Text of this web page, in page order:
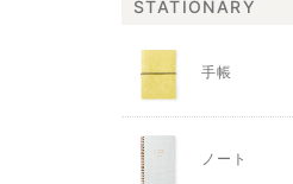
STATIONARY
手帳
ノート